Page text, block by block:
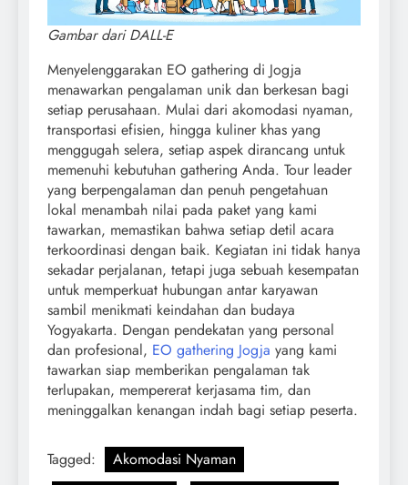
Gambar dari DALL-E
Menyelenggarakan EO gathering di Jogja
menawarkan pengalaman unik dan berkesan bagi
setiap perusahaan. Mulai dari akomodasi nyaman,
transportasi efisien, hingga kuliner khas yang
menggugah selera, setiap aspek dirancang untuk
memenuhi kebutuhan gathering Anda. Tour leader
yang berpengalaman dan penuh pengetahuan
lokal menambah nilai pada paket yang kami
tawarkan, memastikan bahwa setiap detil acara
terkoordinasi dengan baik. Kegiatan ini tidak hanya
sekadar perjalanan, tetapi juga sebuah kesempatan
untuk memperkuat hubungan antar karyawan
sambil menikmati keindahan dan budaya
Yogyakarta. Dengan pendekatan yang personal
dan profesional, EO gathering Jogja yang kami
tawarkan siap memberikan pengalaman tak
terlupakan, mempererat kerjasama tim, dan
meninggalkan kenangan indah bagi setiap peserta.
Tagged:
Akomodasi Nyaman